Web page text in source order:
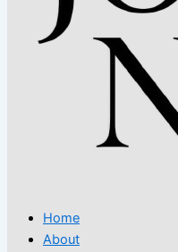
Home
About